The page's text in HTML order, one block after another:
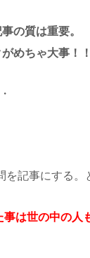
の質は重要。
めちゃ大事！！
記事にする。
事は世の中の人